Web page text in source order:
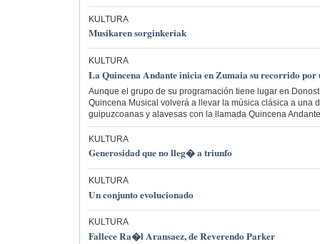
KULTURA
Musikaren sorginkeriak
KULTURA
La Quincena Andante inicia en Zumaia su recorrido por
Aunque el grupo de su programación tiene lugar en
Quincena Musical volverá a llevar la música clásica a una
guipuzcoanas y alavesas con la llamada Quincena
KULTURA
Generosidad que no lleg� a triunfo
KULTURA
Un conjunto evolucionado
KULTURA
Fallece Ra�l Aransaez, de Reverendo Parker